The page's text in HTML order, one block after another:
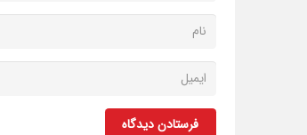
فرستادن دیدگاه